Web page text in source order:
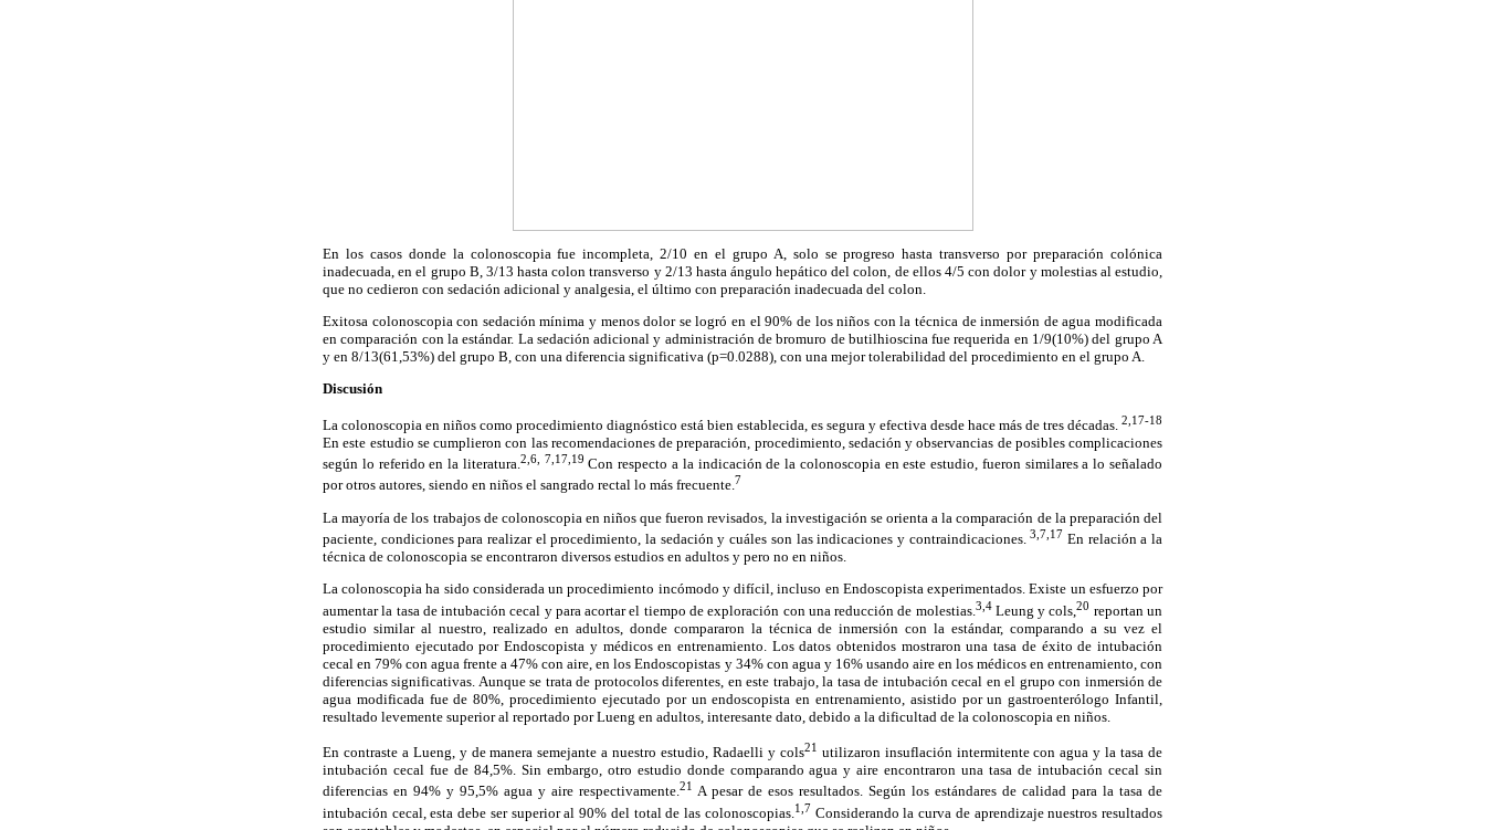
En los casos donde la colonoscopia fue incompleta, 2/10 en el grupo A, solo se progreso hasta transverso por preparación colónica
inadecuada, en el grupo B, 3/13 hasta colon transverso y 2/13 hasta ángulo hepático del colon, de ellos 4/5 con dolor y molestias al estudio,
que no cedieron con sedación adicional y analgesia, el último con preparación inadecuada del colon.
Exitosa colonoscopia con sedación mínima y menos dolor se logró en el 90% de los niños con la técnica de inmersión de agua modificada
en comparación con la estándar. La sedación adicional y administración de bromuro de butilhioscina fue requerida en 1/9(10%) del grupo A
y en 8/13(61,53%) del grupo B, con una diferencia significativa (p=0.0288), con una mejor tolerabilidad del procedimiento en el grupo A.
Discusión
La colonoscopia en niños como procedimiento diagnóstico está bien establecida, es segura y efectiva desde hace más de tres décadas. 2,17-18
En este estudio se cumplieron con las recomendaciones de preparación, procedimiento, sedación y observancias de posibles complicaciones
según lo referido en la literatura.2,6, 7,17,19 Con respecto a la indicación de la colonoscopia en este estudio, fueron similares a lo señalado
por otros autores, siendo en niños el sangrado rectal lo más frecuente.7
La mayoría de los trabajos de colonoscopia en niños que fueron revisados, la investigación se orienta a la comparación de la preparación del
paciente, condiciones para realizar el procedimiento, la sedación y cuáles son las indicaciones y contraindicaciones.3,7,17 En relación a la
técnica de colonoscopia se encontraron diversos estudios en adultos y pero no en niños.
La colonoscopia ha sido considerada un procedimiento incómodo y difícil, incluso en Endoscopista experimentados. Existe un esfuerzo por
aumentar la tasa de intubación cecal y para acortar el tiempo de exploración con una reducción de molestias. 3,4Leung y cols,20 reportan un
estudio similar al nuestro, realizado en adultos, donde compararon la técnica de inmersión con la estándar, comparando a su vez el
procedimiento ejecutado por Endoscopista y médicos en entrenamiento. Los datos obtenidos mostraron una tasa de éxito de intubación
cecal en 79% con agua frente a 47% con aire, en los Endoscopistas y 34% con agua y 16% usando aire en los médicos en entrenamiento, con
diferencias significativas. Aunque se trata de protocolos diferentes, en este trabajo, la tasa de intubación cecal en el grupo con inmersión de
agua modificada fue de 80%, procedimiento ejecutado por un endoscopista en entrenamiento, asistido por un gastroenterólogo Infantil,
resultado levemente superior al reportado por Lueng en adultos, interesante dato, debido a la dificultad de la colonoscopia en niños.
En contraste a Lueng, y de manera semejante a nuestro estudio, Radaelli y cols21 utilizaron insuflación intermitente con agua y la tasa de
intubación cecal fue de 84,5%. Sin embargo, otro estudio donde comparando agua y aire encontraron una tasa de intubación cecal sin
diferencias en 94% y 95,5% agua y aire respectivamente.21 A pesar de esos resultados. Según los estándares de calidad para la tasa de
intubación cecal, esta debe ser superior al 90% del total de las colonoscopias. 1,7 Considerando la curva de aprendizaje nuestros resultados